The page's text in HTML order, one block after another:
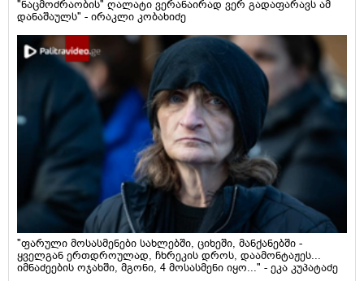
"ნაცმოძრაობის" ღალატი ვერანაირად ვერ გადაფარავს ამ
დანაშაულს" - ირაკლი კობახიძე
"ფარული მოსასმენები სახლებში, ციხეში, მანქანებში -
ყველგან ერთდროულად, ჩხრეკის დროს, დაამონტაჟეს...
იმნაძეების ოჯახში, მგონი, 4 მოსასმენი იყო..." - ეკა კუპატაძე